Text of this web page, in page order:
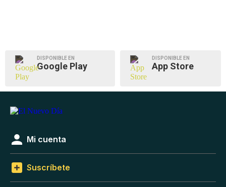
DISPONIBLE EN
Google Play
DISPONIBLE EN
App Store
Mi cuenta
Suscríbete